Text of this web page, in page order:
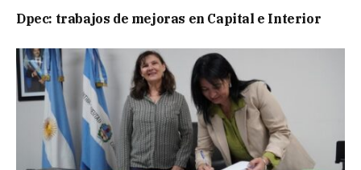
Dpec: trabajos de mejoras en Capital e Interior